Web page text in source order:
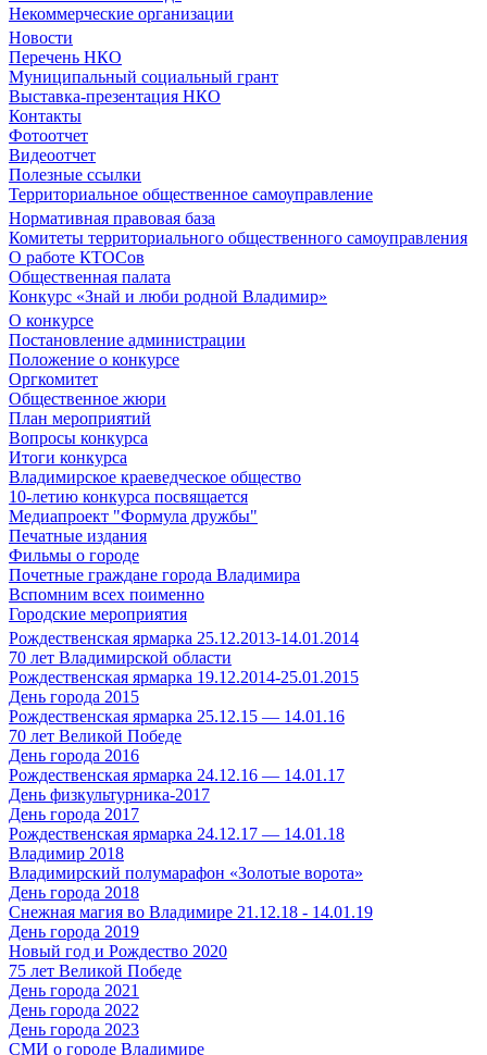
Некоммерческие организации
Новости
Перечень НКО
Муниципальный социальный грант
Выставка-презентация НКО
Контакты
Фотоотчет
Видеоотчет
Полезные ссылки
Территориальное общественное самоуправление
Нормативная правовая база
Комитеты территориального общественного самоуправления
О работе КТОСов
Общественная палата
Конкурс «Знай и люби родной Владимир»
О конкурсе
Постановление администрации
Положение о конкурсе
Оргкомитет
Общественное жюри
План мероприятий
Вопросы конкурса
Итоги конкурса
Владимирское краеведческое общество
10-летию конкурса посвящается
Медиапроект "Формула дружбы"
Печатные издания
Фильмы о городе
Почетные граждане города Владимира
Вспомним всех поименно
Городские мероприятия
Рождественская ярмарка 25.12.2013-14.01.2014
70 лет Владимирской области
Рождественская ярмарка 19.12.2014-25.01.2015
День города 2015
Рождественская ярмарка 25.12.15 — 14.01.16
70 лет Великой Победе
День города 2016
Рождественская ярмарка 24.12.16 — 14.01.17
День физкультурника-2017
День города 2017
Рождественская ярмарка 24.12.17 — 14.01.18
Владимир 2018
Владимирский полумарафон «Золотые ворота»
День города 2018
Снежная магия во Владимире 21.12.18 - 14.01.19
День города 2019
Новый год и Рождество 2020
75 лет Великой Победе
День города 2021
День города 2022
День города 2023
СМИ о городе Владимире